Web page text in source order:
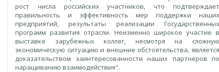
рост числа российских участников, что подтверждает
правильность и эффективность мер поддержки наших
предприятий, результаты реализации Государственных
программ развития отрасли. Неизменно широкое участие в
выставке зарубежных коллег, несмотря на сложную
экономическую ситуацию и внешние обстоятельства, является
доказательством заинтересованности наших партнеров по
наращиванию взаимодействия".